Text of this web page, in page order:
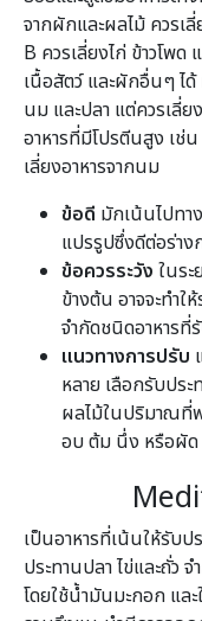
จากผักและผลไม้ ควรเ
B ควรเลี่ยงไก่ ข้าวโพ
เนื้อสัตว์ และผักอื่นๆ ได้
นม และปลา แต่ควรเลี่ย
อาหารที่มีโปรตีนสูง เช่
เลี่ยงอาหารจากนม
ข้อดี มักเน้นไปทา
แปรรูปซึ่งดีต่อร่า
ข้อควรระวัง ในระ
ข้างต้น อาจจะทำใ
จำกัดชนิดอาหารที่
แนวทางการปรับ
หลาย เลือกรับปร
ผลไม้ในปริมาณที่พ
อบ ต้ม นึ่ง หรือผัด
เป็นอาหารที่เน้นให้รับ
ประทานปลา ไข่และถั่ว
โดยใช้น้ำมันมะกอก แล